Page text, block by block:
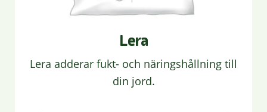
Lera
Lera adderar fukt- och näringshållning till
din jord.